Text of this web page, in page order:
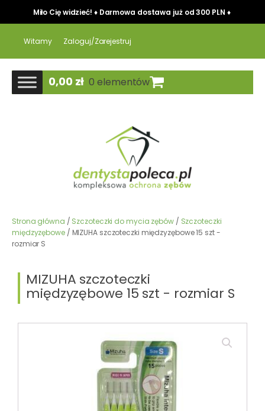
Miło Cię widzieć! ♦ Darmowa dostawa już od 300 PLN ♦
Witamy Zaloguj/Zarejestruj
0,00 zł 0 elementów
Strona główna / Szczoteczki do mycia zębów/ Szczoteczki
międzyzębowe/ MIZUHA szczoteczki międzyzębowe 15 szt -
rozmiar S
MIZUHA szczoteczki
międzyzębowe 15 szt - rozmiar S